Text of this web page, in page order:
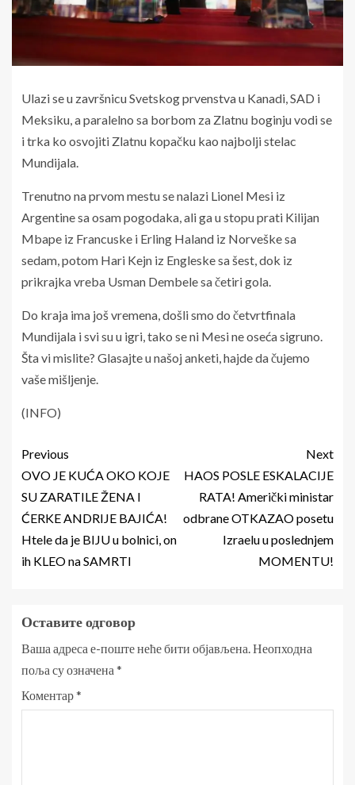
Ulazi se u završnicu Svetskog prvenstva u Kanadi, SAD i
Meksiku, a paralelno sa borbom za Zlatnu boginju vodi se
i trka ko osvojiti Zlatnu kopačku kao najbolji stelac
Mundijala.
Trenutno na prvom mestu se nalazi Lionel Mesi iz
Argentine sa osam pogodaka, ali ga u stopu prati Kilijan
Mbape iz Francuske i Erling Haland iz Norveške sa
sedam, potom Hari Kejn iz Engleske sa šest, dok iz
prikrajka vreba Usman Dembele sa četiri gola.
Do kraja ima još vremena, došli smo do četvrtfinala
Mundijala i svi su u igri, tako se ni Mesi ne oseća sigruno.
Šta vi mislite? Glasajte u našoj anketi, hajde da čujemo
vaše mišljenje.
(INFO)
Previous
OVO JE KUĆA OKO KOJE
SU ZARATILE ŽENA I
ĆERKE ANDRIJE BAJIĆA!
Htele da je BIJU u bolnici, on
ih KLEO na SAMRTI
Next
HAOS POSLE ESKALACIJE
RATA! Američki ministar
odbrane OTKAZAO posetu
Izraelu u poslednjem
MOMENTU!
Оставите одговор
Ваша адреса е-поште неће бити објављена.Неопходна
поља су означена *
Коментар*